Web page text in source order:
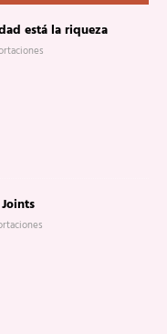
está la riqueza